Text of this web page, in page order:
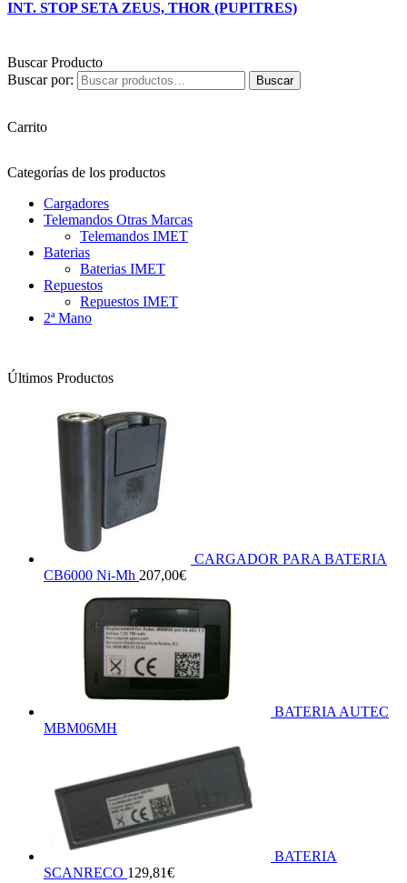
INT. STOP SETA ZEUS, THOR (PUPITRES)
Buscar Producto
Buscar por:
Buscar
Carrito
Categorías de los productos
Cargadores
Telemandos Otras Marcas
Telemandos IMET
Baterias
Baterias IMET
Repuestos
Repuestos IMET
2ª Mano
Últimos Productos
CARGADOR PARA BATERIA
CB6000 Ni-Mh 207,00€
BATERIA AUTEC
MBM06MH
BATERIA
SCANRECO 129,81€